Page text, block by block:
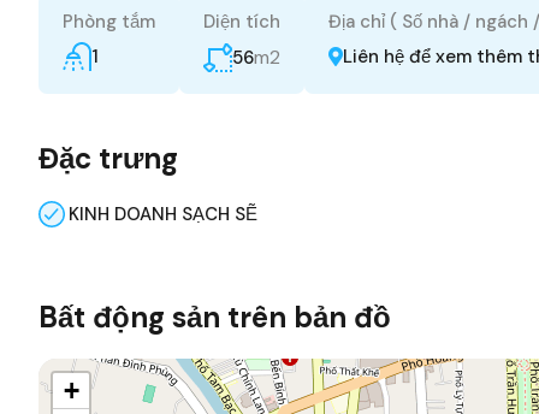
Phòng tắm
1
Diện tích
56m2
Địa chỉ ( Số nhà / ngách
Liên hệ để xem thêm
Đặc trưng
KINH DOANH SẠCH SẼ
Bất động sản trên bản đồ
+